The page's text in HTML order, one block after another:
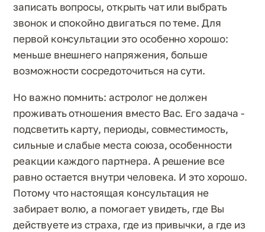
записать вопросы, открыть чат или выбрать
звонок и спокойно двигаться по теме. Для
первой консультации это особенно хорошо:
меньше внешнего напряжения, больше
возможности сосредоточиться на сути.
Но важно помнить: астролог не должен
проживать отношения вместо Вас. Его задача -
подсветить карту, периоды, совместимость,
сильные и слабые места союза, особенности
реакции каждого партнера. А решение все
равно остается внутри человека. И это хорошо.
Потому что настоящая консультация не
забирает волю, а помогает увидеть, где Вы
действуете из страха, где из привычки, а где из